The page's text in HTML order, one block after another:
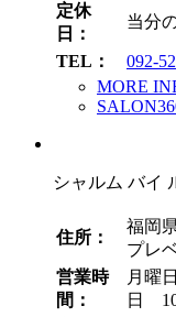
定休
日：
当分
TEL：
092-
MORE
シャルム バイ
住所：
福岡
プレ
営業時
間：
月曜
日